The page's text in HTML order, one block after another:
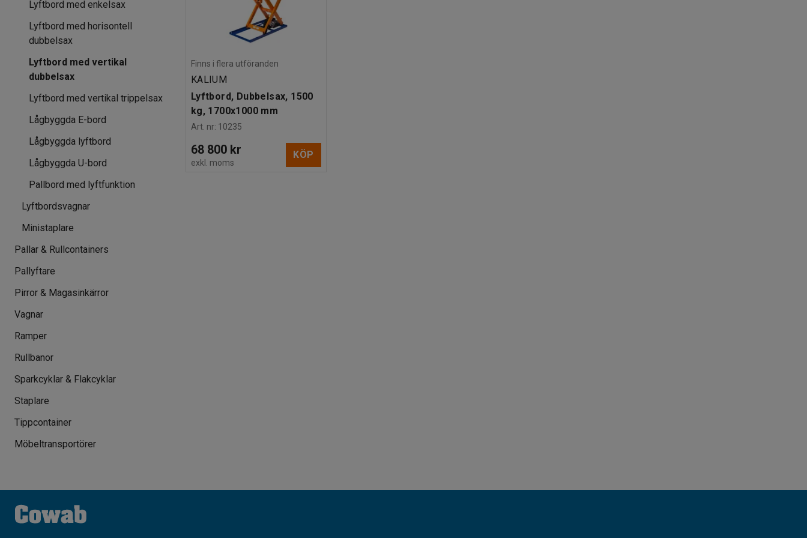
Finns i flera utföranden
KALIUM
Lyftbord, Dubbelsax, 1500
kg, 1700x1000 mm
Art. nr: 10235
68 800 kr
exkl. moms
KÖP
Lyftbord med enkelsax
Lyftbord med horisontell
dubbelsax
Lyftbord med vertikal
dubbelsax
Lyftbord med vertikal trippelsax
Lågbyggda E-bord
Lågbyggda lyftbord
Lågbyggda U-bord
Pallbord med lyftfunktion
Lyftbordsvagnar
Ministaplare
Pallar & Rullcontainers
Pallyftare
Pirror & Magasinkärror
Vagnar
Ramper
Rullbanor
Sparkcyklar & Flakcyklar
Staplare
Tippcontainer
Möbeltransportörer